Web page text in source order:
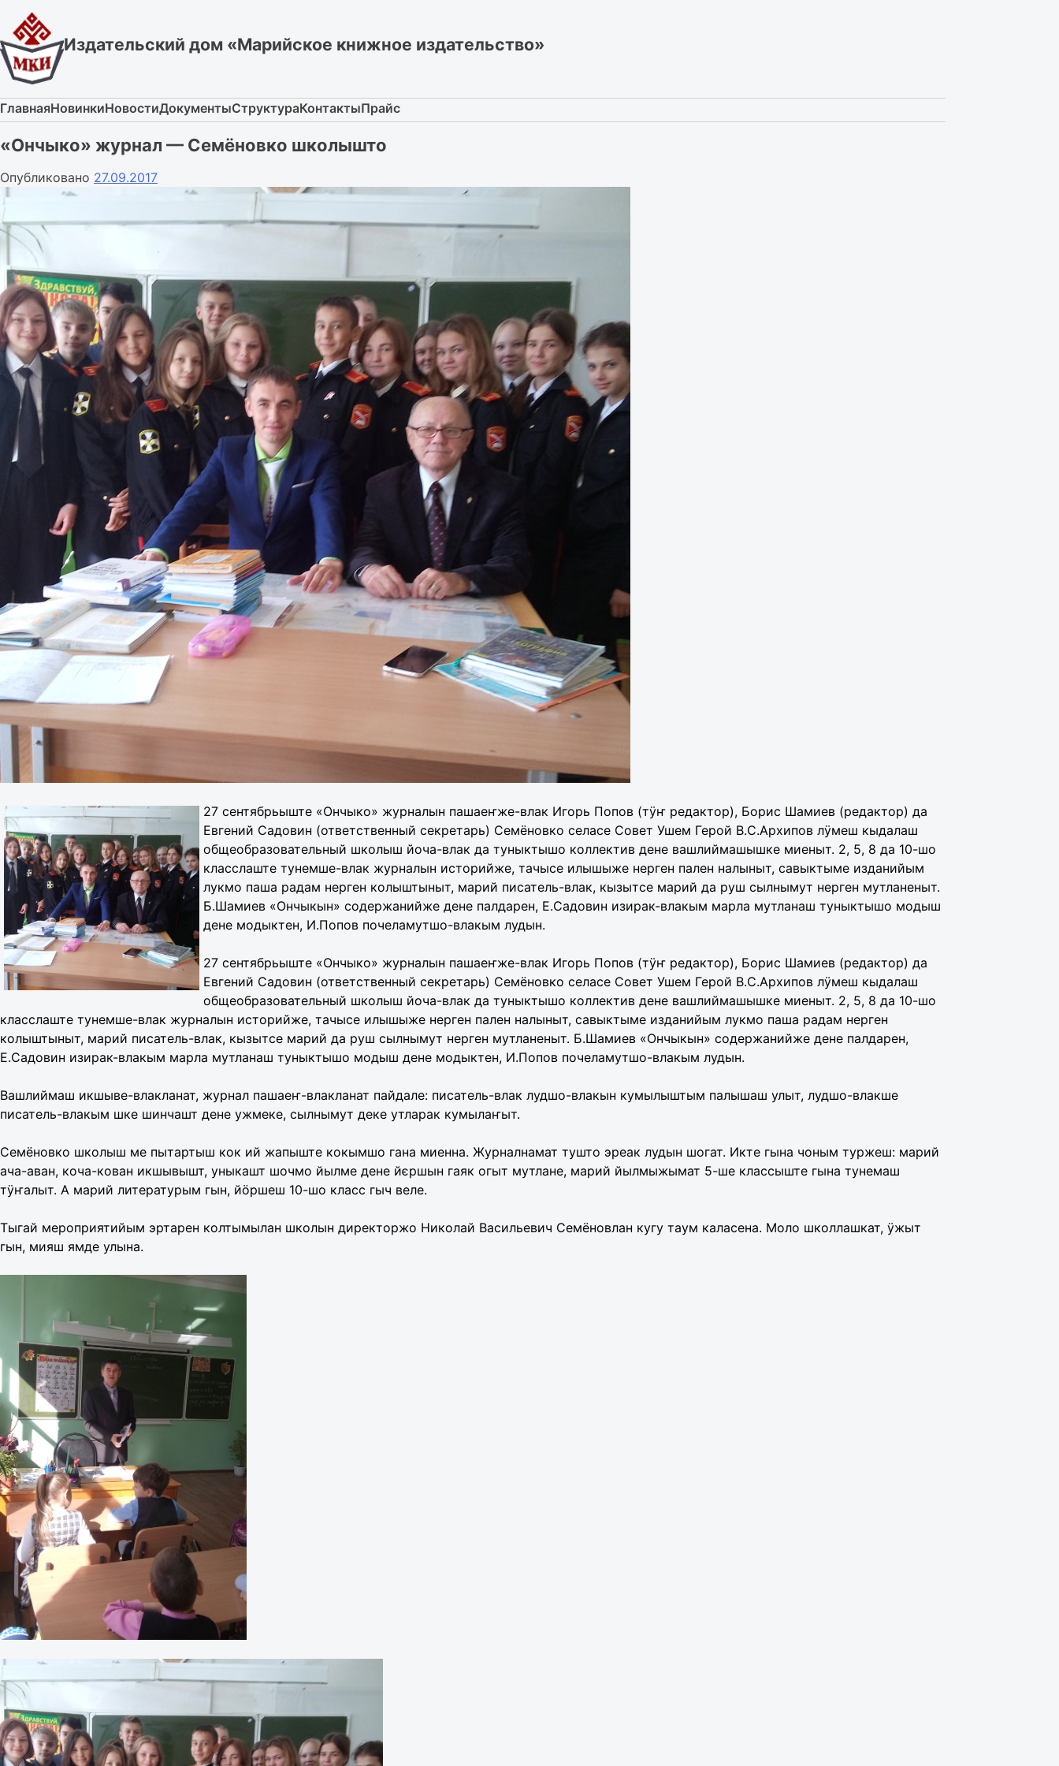
content
Издательский дом «Марийское книжное издательство»
ГлавнаяНовинкиНовостиДокументыСтруктураКонтактыПрайс
«Ончыко» журнал — Семёновко школышто
Опубликовано 27.09.2017
27 сентябрьыште «Ончыко» журналын пашаеҥже-влак Игорь Попов (тÿҥ редактор), Борис Шамиев (редактор) да
Евгений Садовин (ответственный секретарь) Семёновко селасе Совет Ушем Герой В.С.Архипов лÿмеш кыдалаш
общеобразовательный школыш йоча-влак да туныктышо коллектив дене вашлиймашышке миеныт. 2, 5, 8 да 10-шо
класслаште тунемше-влак журналын историйже, тачысе илышыже нерген пален налыныт, савыктыме изданийым
лукмо паша радам нерген колыштыныт, марий писатель-влак, кызытсе марий да руш сылнымут нерген мутланеныт.
Б.Шамиев «Ончыкын» содержанийже дене палдарен, Е.Садовин изирак-влакым марла мутланаш туныктышо модыш
дене модыктен, И.Попов почеламутшо-влакым лудын.
27 сентябрьыште «Ончыко» журналын пашаеҥже-влак Игорь Попов (тÿҥ редактор), Борис Шамиев (редактор) да
Евгений Садовин (ответственный секретарь) Семёновко селасе Совет Ушем Герой В.С.Архипов лÿмеш кыдалаш
общеобразовательный школыш йоча-влак да туныктышо коллектив дене вашлиймашышке миеныт. 2, 5, 8 да 10-шо
класслаште тунемше-влак журналын историйже, тачысе илышыже нерген пален налыныт, савыктыме изданийым лукмо паша радам нерген
колыштыныт, марий писатель-влак, кызытсе марий да руш сылнымут нерген мутланеныт. Б.Шамиев «Ончыкын» содержанийже дене палдарен,
Е.Садовин изирак-влакым марла мутланаш туныктышо модыш дене модыктен, И.Попов почеламутшо-влакым лудын.
Вашлиймаш икшыве-влакланат, журнал пашаеҥ-влакланат пайдале: писатель-влак лудшо-влакын кумылыштым палышаш улыт, лудшо-влакше
писатель-влакым шке шинчашт дене ужмеке, сылнымут деке утларак кумылаҥыт.
Семёновко школыш ме пытартыш кок ий жапыште кокымшо гана миенна. Журналнамат тушто эреак лудын шогат. Икте гына чоным туржеш: марий
ача-аван, коча-кован икшывышт, уныкашт шочмо йылме дене йєршын гаяк огыт мутлане, марий йылмыжымат 5-ше классыште гына тунемаш
тÿҥалыт. А марий литературым гын, йöршеш 10-шо класс гыч веле.
Тыгай мероприятийым эртарен колтымылан школын директоржо Николай Васильевич Семёновлан кугу таум каласена. Моло школлашкат, ÿжыт
гын, мияш ямде улына.